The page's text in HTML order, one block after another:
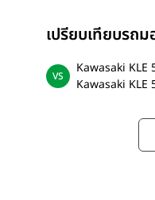
เปรียบเทียบรถ
Kawasaki KLE
Kawasaki KLE